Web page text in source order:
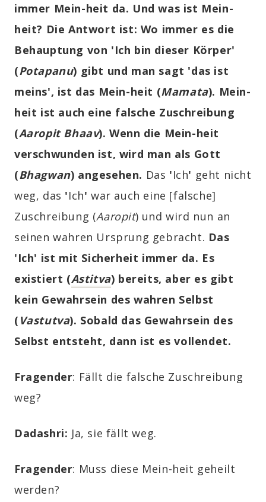
immer Mein-heit da. Und was ist Mein-
heit? Die Antwort ist: Wo immer es die
Behauptung von 'Ich bin dieser Körper'
(Potapanu) gibt und man sagt 'das ist
meins', ist das Mein-heit (Mamata). Mein-
heit ist auch eine falsche Zuschreibung
(Aaropit Bhaav). Wenn die Mein-heit
verschwunden ist, wird man als Gott
(Bhagwan) angesehen. Das 'Ich' geht nicht
weg, das 'Ich' war auch eine [falsche]
Zuschreibung (Aaropit) und wird nun an
seinen wahren Ursprung gebracht. Das
'Ich' ist mit Sicherheit immer da. Es
existiert (Astitva) bereits, aber es gibt
kein Gewahrsein des wahren Selbst
( Vastutva). Sobald das Gewahrsein des
Selbst entsteht, dann ist es vollendet.
Fragender: Fällt die falsche Zuschreibung
weg?
Dadashri: Ja, sie fällt weg.
Fragender: Muss diese Mein-heit geheilt
werden?